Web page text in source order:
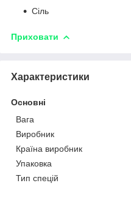
Сіль
Приховати
Характеристики
Основні
Вага
Виробник
Країна виробник
Упаковка
Тип спецій